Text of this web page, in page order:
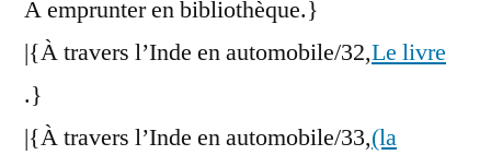
A emprunter en bibliothèque.}
|{À travers l’Inde en automobile/32,Le livre
.}
|{À travers l’Inde en automobile/33,(la